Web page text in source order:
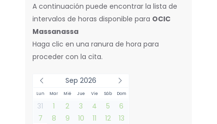
A continuación puede encontrar la lista de
intervalos de horas disponible para OCIC
Massanassa
Haga clic en una ranura de hora para
proceder con la cita.
Sep 2026
Lun Mar Mié Jue Vie Sáb Dom
31 1 2 3 4 5
6
7
8 9 10 11 12
13